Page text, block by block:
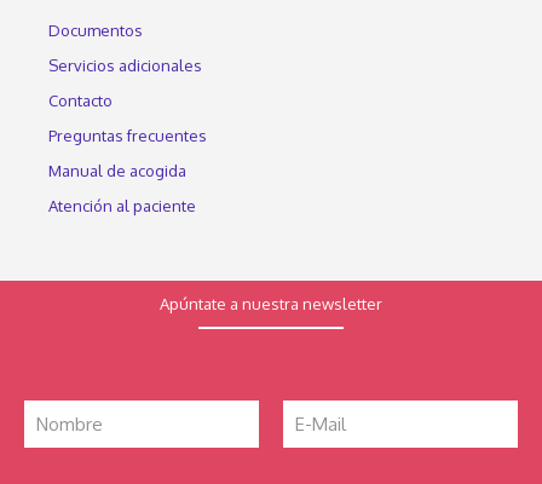
Documentos
Servicios adicionales
Contacto
Preguntas frecuentes
Manual de acogida
Atención al paciente
Apúntate a nuestra newsletter